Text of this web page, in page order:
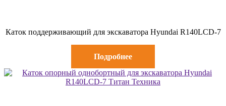
Каток поддерживающий для экскаватора Hyundai R140LCD-7
Подробнее